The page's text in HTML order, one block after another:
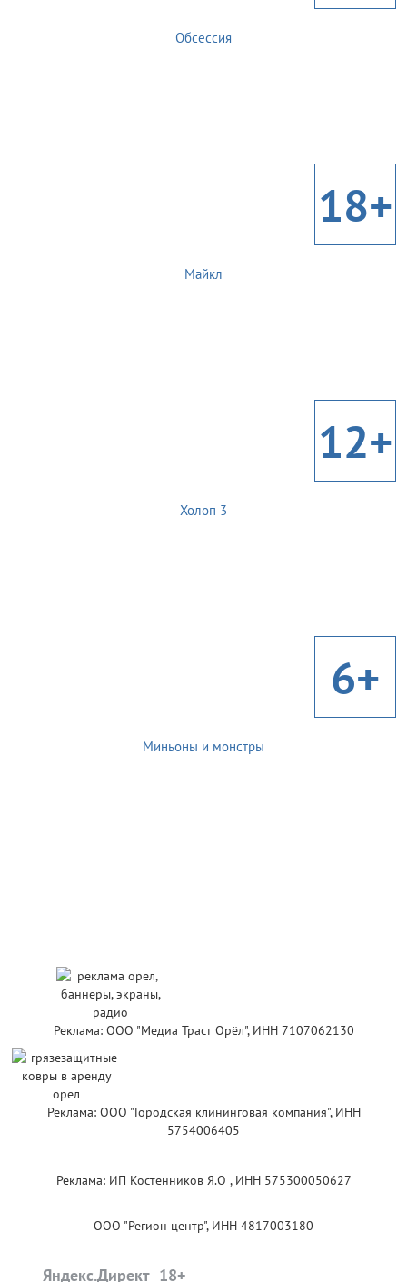
Обсессия
18+
Майкл
12+
Холоп 3
6+
Миньоны и монстры
Реклама: ООО "Медиа Траст Орёл", ИНН 7107062130
Реклама: ООО "Городская клининговая компания", ИНН
5754006405
Реклама: ИП Костенников Я.О , ИНН 575300050627
ООО "Регион центр", ИНН 4817003180
Яндекс.Директ